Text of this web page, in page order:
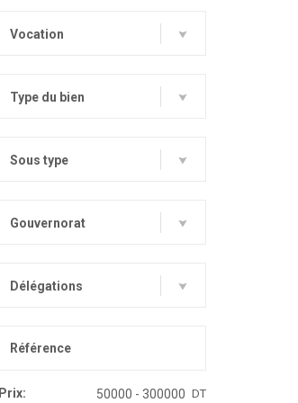
Vocation
Type du bien
Sous type
Gouvernorat
Délégations
Prix: DT